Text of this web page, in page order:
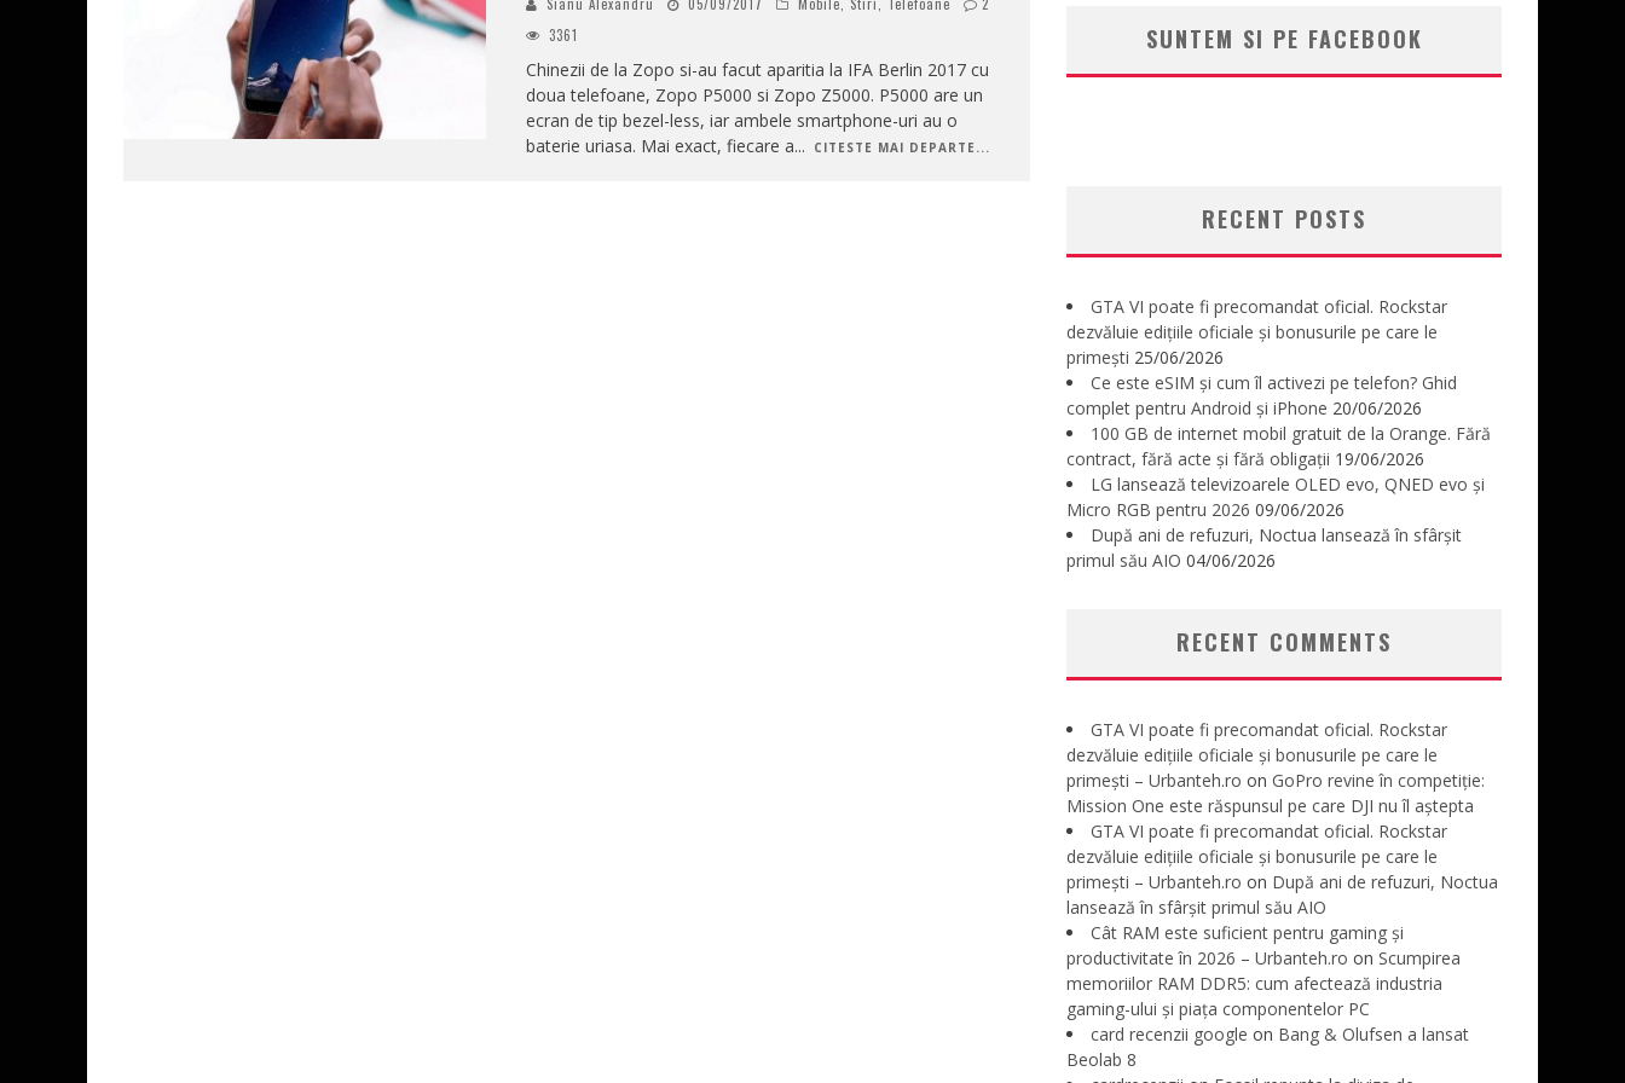
3361
Chinezii de la Zopo si-au facut aparitia la IFA Berlin 2017 cu
doua telefoane, Zopo P5000 si Zopo Z5000. P5000 are un
ecran de tip bezel-less, iar ambele smartphone-uri au o
baterie uriasa. Mai exact, fiecare a... CITESTE MAI DEPARTE...
SUNTEM SI PE FACEBOOK
RECENT POSTS
GTA VI poate fi precomandat oficial. Rockstar
dezvăluie edițiile oficiale și bonusurile pe care le
primești 25/06/2026
Ce este eSIM și cum îl activezi pe telefon? Ghid
complet pentru Android și iPhone 20/06/2026
100 GB de internet mobil gratuit de la Orange. Fără
contract, fără acte și fără obligații 19/06/2026
LG lansează televizoarele OLED evo, QNED evo și
Micro RGB pentru 2026 09/06/2026
După ani de refuzuri, Noctua lansează în sfârșit
primul său AIO 04/06/2026
RECENT COMMENTS
GTA VI poate fi precomandat oficial. Rockstar
dezvăluie edițiile oficiale și bonusurile pe care le
primești – Urbanteh.ro on GoPro revine în competiție:
Mission One este răspunsul pe care DJI nu îl aștepta
GTA VI poate fi precomandat oficial. Rockstar
dezvăluie edițiile oficiale și bonusurile pe care le
primești – Urbanteh.ro on După ani de refuzuri, Noctua
lansează în sfârșit primul său AIO
Cât RAM este suficient pentru gaming și
productivitate în 2026 – Urbanteh.ro on Scumpirea
memoriilor RAM DDR5: cum afectează industria
gaming-ului și piața componentelor PC
card recenzii google on Bang & Olufsen a lansat
Beolab 8